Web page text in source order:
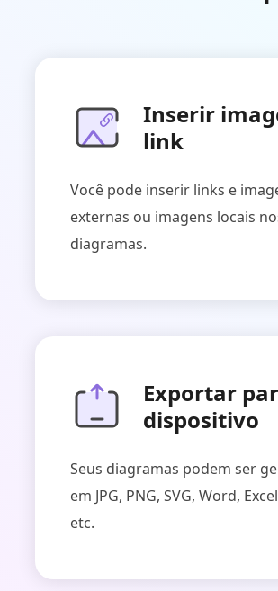
Inserir
link
Você pode inserir links e
externas ou imagens locais
diagramas.
Exportar
dispositivo
Seus diagramas podem ser
em JPG, PNG, SVG, Word,
etc.